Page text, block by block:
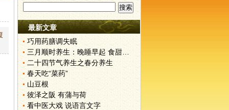
最新文章
巧用药膳调失眠
三月顺时养生：晚睡早起 食甜养肝
二十四节气养生之春分养生
春天吃“菜药”
山豆根
彼泽之阪 有蒲与荷
看中医大戏 说语言文字